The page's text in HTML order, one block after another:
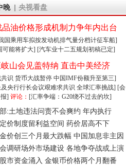
晚 央视看盘
品油价格形成机制力争年内出台
国乘用车拟按发动机排气量分档计征车船]
可能将扩大] [汽车业十二五规划初稿已定]
岐山会见盖特纳 直击中美经济
共识 货币大战暂停 中国IMF份额升至第三]
及央行行长会议艰难求共识 全球汇率挑战] [会
] 评论： [汇率争端：G20绕不过去的坎]
:土地违法问责不会爽约 年内执行
价制度留利益空间 药价居高不下
价创三个月最大跌幅 中国加息非主因
调研场外市场建设 各地争夺战或上演
市资金涌入 金银币价格两个月翻番